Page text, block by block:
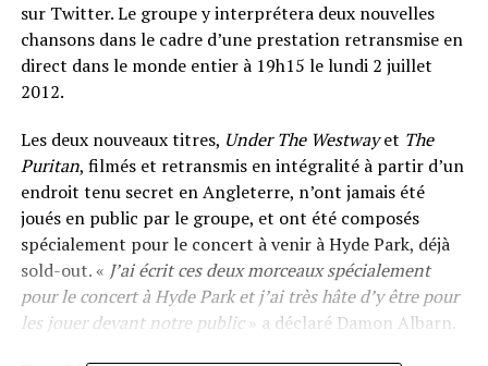
sur Twitter. Le groupe y interprétera deux nouvelles
chansons dans le cadre d’une prestation retransmise en
direct dans le monde entier à 19h15 le lundi 2 juillet
2012.
Les deux nouveaux titres, Under The Westwayet The
Puritan, filmés et retransmis en intégralité à partir d’un
endroit tenu secret en Angleterre, n’ont jamais été
joués en public par le groupe, et ont été composés
spécialement pour le concert à venir à Hyde Park, déjà
sold-out. « J’ai écrit ces deux morceaux spécialement
pour le concert à Hyde Park et j’ai très hâte d’y être pour
les jouer devant notre public» a déclaré Damon Albarn.